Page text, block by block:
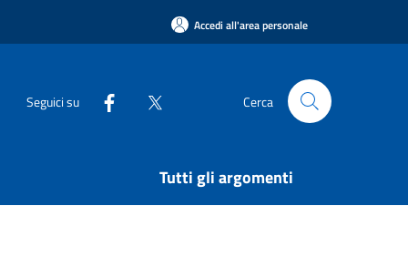
Accedi all'area personale
Seguici su Cerca
Tutti gli argomenti